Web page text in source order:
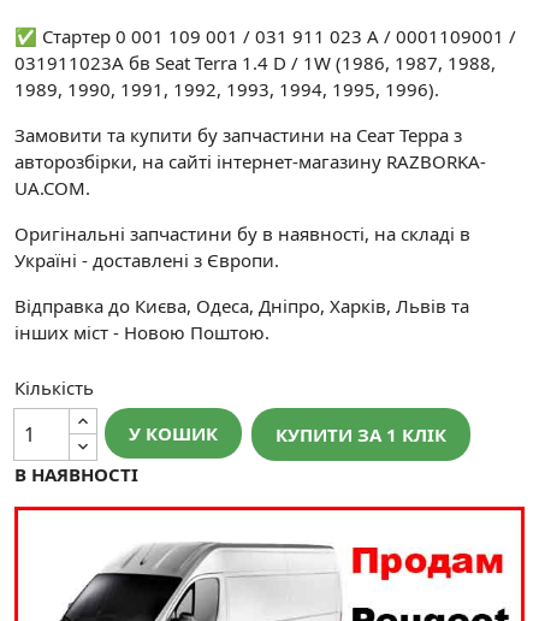
✅ Стартер 0 001 109 001 / 031 911 023 A / 0001109001 /
031911023A бв Seat Terra 1.4 D / 1W (1986, 1987, 1988,
1989, 1990, 1991, 1992, 1993, 1994, 1995, 1996).
Замовити та купити бу запчастини на Сеат Терра з
авторозбірки, на сайті інтернет-магазину RAZBORKA-
UA.COM.
Оригінальні запчастини бу в наявності, на складі в
Україні - доставлені з Європи.
Відправка до Києва, Одеса, Дніпро, Харків, Львів та
інших міст - Новою Поштою.
Кількість
У КОШИК
КУПИТИ ЗА 1 КЛIК
В НАЯВНОСТІ